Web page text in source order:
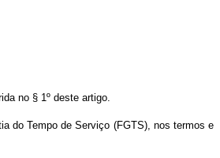
no § 1º deste artigo.
do Tempo de Serviço (FGTS), nos termos e